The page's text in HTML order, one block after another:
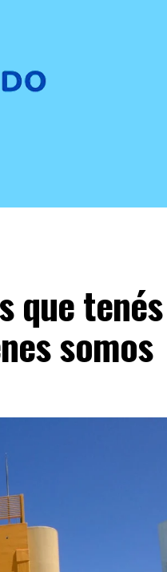
que tenés
somos